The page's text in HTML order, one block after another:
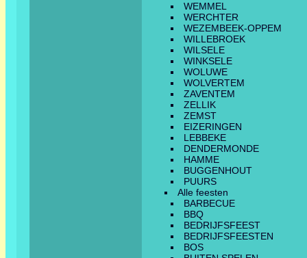
WEMMEL
WERCHTER
WEZEMBEEK-OPPEM
WILLEBROEK
WILSELE
WINKSELE
WOLUWE
WOLVERTEM
ZAVENTEM
ZELLIK
ZEMST
EIZERINGEN
LEBBEKE
DENDERMONDE
HAMME
BUGGENHOUT
PUURS
Alle feesten
BARBECUE
BBQ
BEDRIJFSFEEST
BEDRIJFSFEESTEN
BOS